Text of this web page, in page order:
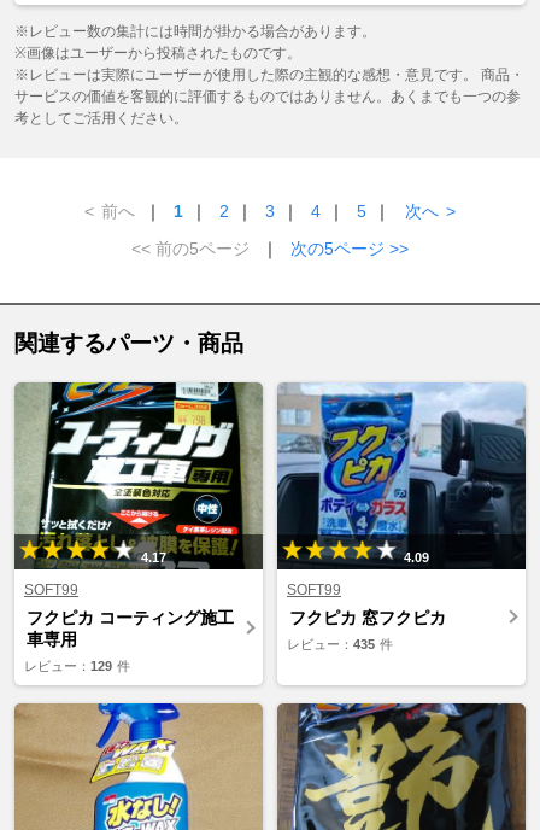
※レビュー数の集計には時間が掛かる場合があります。
※画像はユーザーから投稿されたものです。
※レビューは実際にユーザーが使用した際の主観的な感想・意見です。 商品・
サービスの価値を客観的に評価するものではありません。あくまでも一つの参
考としてご活用ください。
< 前へ ｜ 1 ｜ 2 ｜ 3 ｜ 4 ｜ 5 ｜ 次へ >
<< 前の5ページ
｜ 次の5ページ >>
関連するパーツ・商品
4.17
SOFT99
フクピカ コーティング施工
車専用
レビュー： 129 件
4.09
SOFT99
フクピカ 窓フクピカ
レビュー： 435 件